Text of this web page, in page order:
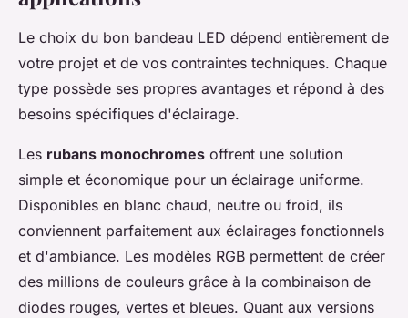
Le choix du bon bandeau LED dépend entièrement de
votre projet et de vos contraintes techniques. Chaque
type possède ses propres avantages et répond à des
besoins spécifiques d'éclairage.
Les rubans monochromes offrent une solution
simple et économique pour un éclairage uniforme.
Disponibles en blanc chaud, neutre ou froid, ils
conviennent parfaitement aux éclairages fonctionnels
et d'ambiance. Les modèles RGB permettent de créer
des millions de couleurs grâce à la combinaison de
diodes rouges, vertes et bleues. Quant aux versions